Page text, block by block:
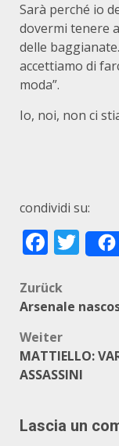
Sarà perché io
dovermi tenere
delle
accettiamo di
moda”.
Io, noi, non ci
condividi su:
Zurück
Arsenale
Weiter
MATTIELLO:
ASSASSINI
Lascia un